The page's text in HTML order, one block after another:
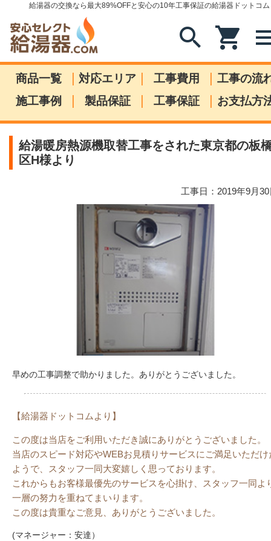
給湯器の交換なら最大89%OFFと安心の10年工事保証の給湯器ドットコム
search shopping_cart
商品一覧 | 対応エリア | 工事費用 | 工事の流
施工事例
| 製品保証 | 工事保証 | お支払方
給湯暖房熱源機取替工事をされた東京都の板
区H様より
工事日：2019年9月
早めの工事調整で助かりました。ありがとうございました。
【給湯器ドットコムより】
この度は当店をご利用いただき誠にありがとうございました。
当店のスピード対応やWEBお見積りサービスにご満足いただけ
ようで、スタッフ一同大変嬉しく思っております。
これからもお客様最優先のサービスを心掛け、スタッフ一同よ
一層の努力を重ねてまいります。
この度は貴重なご意見、ありがとうございました。
(マネージャー：安達）